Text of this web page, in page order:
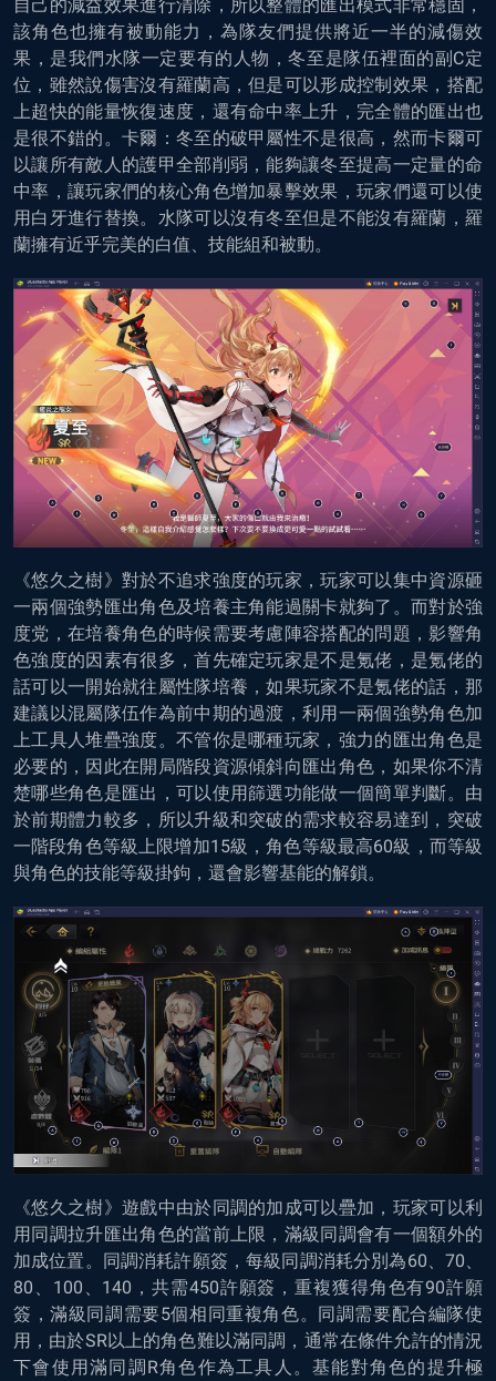
自己的減益效果進行清除，所以整體的匯出模式非常穩固，
該角色也擁有被動能力，為隊友們提供將近一半的減傷效
果，是我們水隊一定要有的人物，冬至是隊伍裡面的副C定
位，雖然說傷害沒有羅蘭高，但是可以形成控制效果，搭配
上超快的能量恢復速度，還有命中率上升，完全體的匯出也
是很不錯的。卡爾：冬至的破甲屬性不是很高，然而卡爾可
以讓所有敵人的護甲全部削弱，能夠讓冬至提高一定量的命
中率，讓玩家們的核心角色增加暴擊效果，玩家們還可以使
用白牙進行替換。水隊可以沒有冬至但是不能沒有羅蘭，羅
蘭擁有近乎完美的白值、技能組和被動。
《悠久之樹》對於不追求強度的玩家，玩家可以集中資源砸
一兩個強勢匯出角色及培養主角能過關卡就夠了。而對於強
度党，在培養角色的時候需要考慮陣容搭配的問題，影響角
色強度的因素有很多，首先確定玩家是不是氪佬，是氪佬的
話可以一開始就往屬性隊培養，如果玩家不是氪佬的話，那
建議以混屬隊伍作為前中期的過渡，利用一兩個強勢角色加
上工具人堆疊強度。不管你是哪種玩家，強力的匯出角色是
必要的，因此在開局階段資源傾斜向匯出角色，如果你不清
楚哪些角色是匯出，可以使用篩選功能做一個簡單判斷。由
於前期體力較多，所以升級和突破的需求較容易達到，突破
一階段角色等級上限增加15級，角色等級最高60級，而等級
與角色的技能等級掛鉤，還會影響基能的解鎖。
《悠久之樹》遊戲中由於同調的加成可以疊加，玩家可以利
用同調拉升匯出角色的當前上限，滿級同調會有一個額外的
加成位置。同調消耗許願簽，每級同調消耗分別為60、70、
80、100、140，共需450許願簽，重複獲得角色有90許願
簽，滿級同調需要5個相同重複角色。同調需要配合編隊使
用，由於SR以上的角色難以滿同調，通常在條件允許的情況
下會使用滿同調R角色作為工具人。基能對角色的提升極